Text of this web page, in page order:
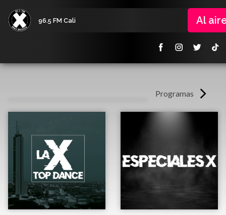
96.5 FM Cali Al
Programas